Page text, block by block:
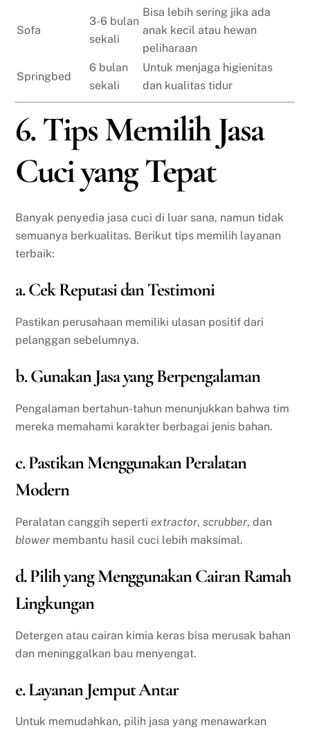
Sofa
3-6 bulan
sekali
Bisa lebih sering jika ada
anak kecil atau hewan
peliharaan
Springbed
6 bulan
sekali
Untuk menjaga higienitas
dan kualitas tidur
6. Tips Memilih Jasa
Cuci yang Tepat
Banyak penyedia jasa cuci di luar sana, namun tidak
semuanya berkualitas. Berikut tips memilih layanan
terbaik:
a. Cek Reputasi dan Testimoni
Pastikan perusahaan memiliki ulasan positif dari
pelanggan sebelumnya.
b. Gunakan Jasa yang Berpengalaman
Pengalaman bertahun-tahun menunjukkan bahwa tim
mereka memahami karakter berbagai jenis bahan.
c. Pastikan Menggunakan Peralatan
Modern
Peralatan canggih sepertiextractor,scrubber, dan
blower membantu hasil cuci lebih maksimal.
d. Pilih yang Menggunakan Cairan Ramah
Lingkungan
Detergen atau cairan kimia keras bisa merusak bahan
dan meninggalkan bau menyengat.
e. Layanan Jemput Antar
Untuk memudahkan, pilih jasa yang menawarkan